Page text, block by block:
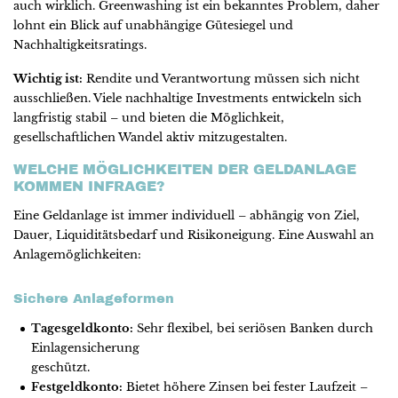
auch wirklich. Greenwashing ist ein bekanntes Problem, daher
lohnt ein Blick auf unabhängige Gütesiegel und
Nachhaltigkeitsratings.
Wichtig ist: Rendite und Verantwortung müssen sich nicht
ausschließen. Viele nachhaltige Investments entwickeln sich
langfristig stabil – und bieten die Möglichkeit,
gesellschaftlichen Wandel aktiv mitzugestalten.
WELCHE MÖGLICHKEITEN DER GELDANLAGE
KOMMEN INFRAGE?
Eine Geldanlage ist immer individuell – abhängig von Ziel,
Dauer, Liquiditätsbedarf und Risikoneigung. Eine Auswahl an
Anlagemöglichkeiten:
Sichere Anlageformen
Tagesgeldkonto: Sehr flexibel, bei seriösen Banken durch
Einlagensicherung
geschützt.
Festgeldkonto: Bietet höhere Zinsen bei fester Laufzeit –